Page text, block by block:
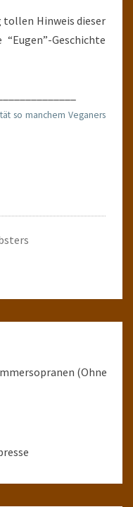
tollen Hinweis dieser
Geschichte
so manchem Veganers
(ohne